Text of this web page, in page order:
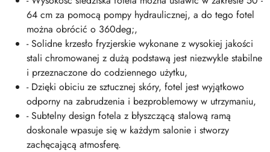
64 cm za pomocą pompy hydraulicznej, a do tego fotel
można obrócić o 360deg;,
- Solidne krzesło fryzjerskie wykonane z wysokiej jakości
stali chromowanej z dużą podstawą jest niezwykle stabilne
i przeznaczone do codziennego użytku,
- Dzięki obiciu ze sztucznej skóry, fotel jest wyjątkowo
odporny na zabrudzenia i bezproblemowy w utrzymaniu,
- Subtelny design fotela z błyszczącą stalową ramą
doskonale wpasuje się w każdym salonie i stworzy
zachęcającą atmosferę.